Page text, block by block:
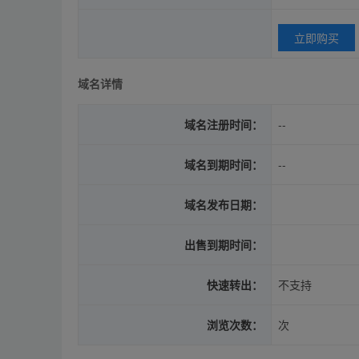
立即购买
域名详情
域名注册时间： --
域名到期时间： --
域名发布日期：
出售到期时间：
快速转出： 不支持
浏览次数： 次